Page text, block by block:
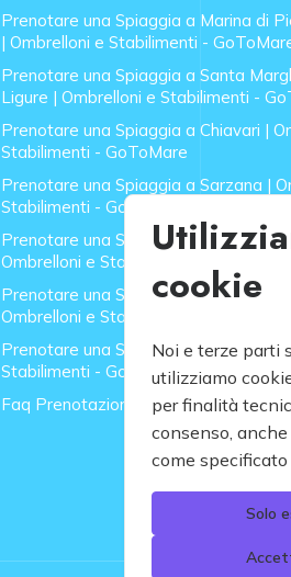
Prenotare una Spiaggia a Marina di
| Ombrelloni e Stabilimenti -
Prenotare una Spiaggia a Santa
Ligure | Ombrelloni e Stabilimenti -
Prenotare una Spiaggia a Chiavari |
Stabilimenti - GoToMare
Prenotare una Spiaggia a Sarzana |
Stabilimenti - GoToMare
Prenotare una Spiaggia a Forte dei
Ombrelloni e Stabilimenti - GoToMare
Prenotare una Spiaggia a Lido di
Ombrelloni e Stabilimenti - GoToMare
Prenotare una Spiaggia a Rapallo |
Stabilimenti - GoToMare
Faq Prenotazione Spiagge
cookie
Noi e terze parti
utilizziamo
per finalità
consenso,
come
Solo